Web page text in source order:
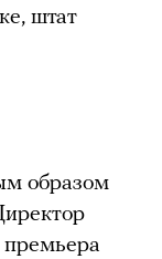
штат
образом
премьера